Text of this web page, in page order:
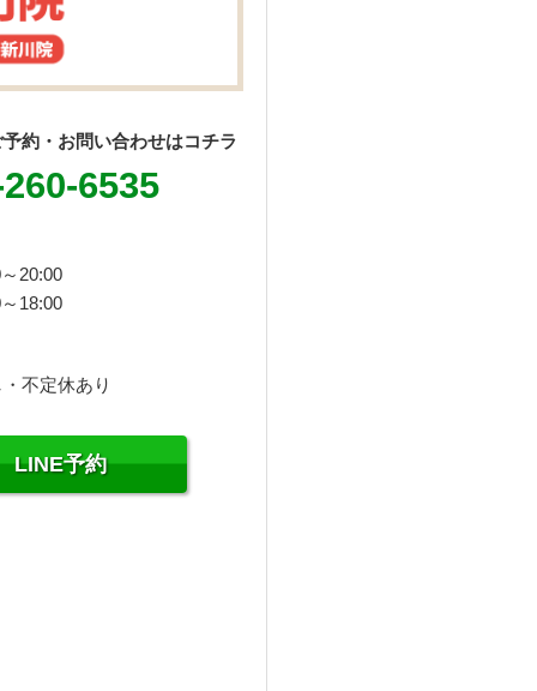
約・お問い合わせはコチラ
6535
20:00
18:00
不定休あり
LINE予約